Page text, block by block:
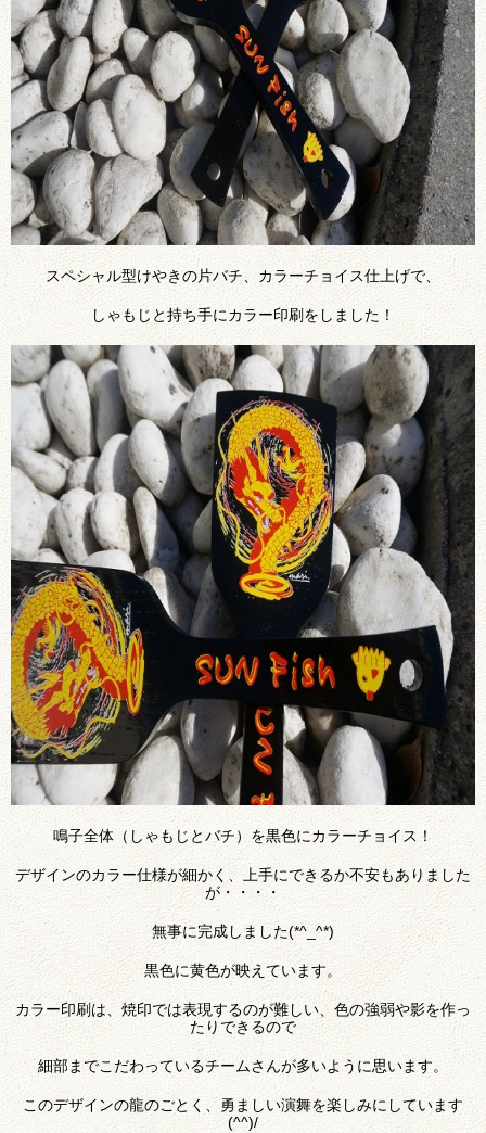
スペシャル型けやきの片バチ、カラーチョイス仕上げで、
しゃもじと持ち手にカラー印刷をしました！
鳴子全体（しゃもじとバチ）を黒色にカラーチョイス！
デザインのカラー仕様が細かく、上手にできるか不安もありました
が・・・・
無事に完成しました(*^_^*)
黒色に黄色が映えています。
カラー印刷は、焼印では表現するのが難しい、色の強弱や影を作っ
たりできるので
細部までこだわっているチームさんが多いように思います。
このデザインの龍のごとく、勇ましい演舞を楽しみにしています
(^^)/